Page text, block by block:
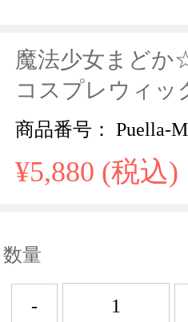
魔法少女まどか
コスプレウィッ
商品番号： Puella-
¥5,880 (税込)
数量
-